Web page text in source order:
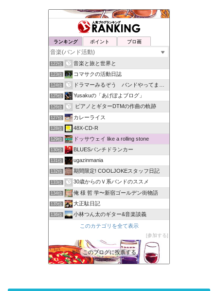
ランキング ポイント ブロ画
122位 音楽と旅と世界と
123位 コマサクの活動日誌
124位 ドラマーみるぞう バンドやってまするぅ
125位 Yusakuの「あげぽよブログ」
126位 ピアノとギターDTMの作曲の軌跡
127位 カレーライス
128位 48X-CD-R
129位 ドッサウェイ like a rolling stone
130位 BLUESパンチドランカー
131位 ugazinmania
132位 期間限定! COOLJOKEスタッフ日記
133位 30歳からのＶ系バンドのススメ
134位 俺 様 哲 学〜新宿ゴールデン街物語
135位 大正駄日記
136位 小林つん太のギター&音楽談義
このカテゴリを全て表示
参加する
このブログに投票する